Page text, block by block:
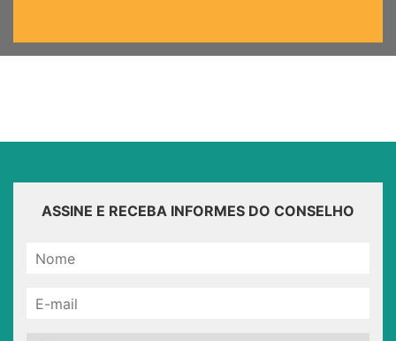
ASSINE E RECEBA INFORMES DO CONSELHO